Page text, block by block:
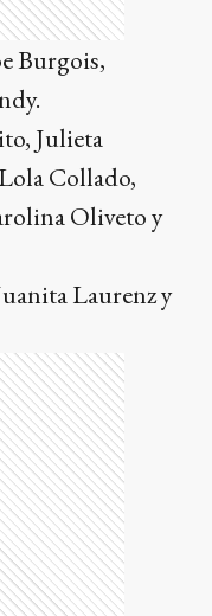
Burgois,
Julieta
Collado,
Oliveto y
Laurenz y